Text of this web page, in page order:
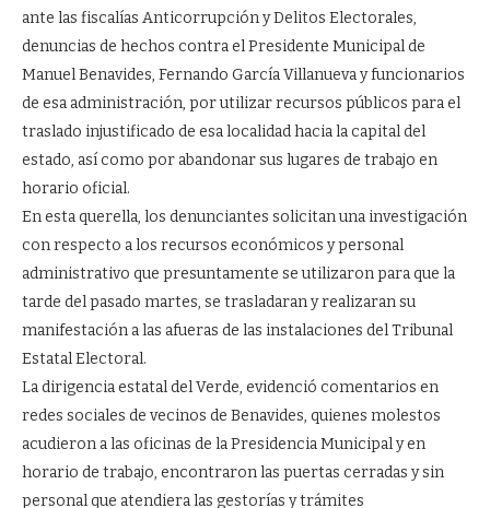
ante las fiscalías Anticorrupción y Delitos Electorales,
denuncias de hechos contra el Presidente Municipal de
Manuel Benavides, Fernando García Villanueva y funcionarios
de esa administración, por utilizar recursos públicos para el
traslado injustificado de esa localidad hacia la capital del
estado, así como por abandonar sus lugares de trabajo en
horario oficial.
En esta querella, los denunciantes solicitan una investigación
con respecto a los recursos económicos y personal
administrativo que presuntamente se utilizaron para que la
tarde del pasado martes, se trasladaran y realizaran su
manifestación a las afueras de las instalaciones del Tribunal
Estatal Electoral.
La dirigencia estatal del Verde, evidenció comentarios en
redes sociales de vecinos de Benavides, quienes molestos
acudieron a las oficinas de la Presidencia Municipal y en
horario de trabajo, encontraron las puertas cerradas y sin
personal que atendiera las gestorías y trámites